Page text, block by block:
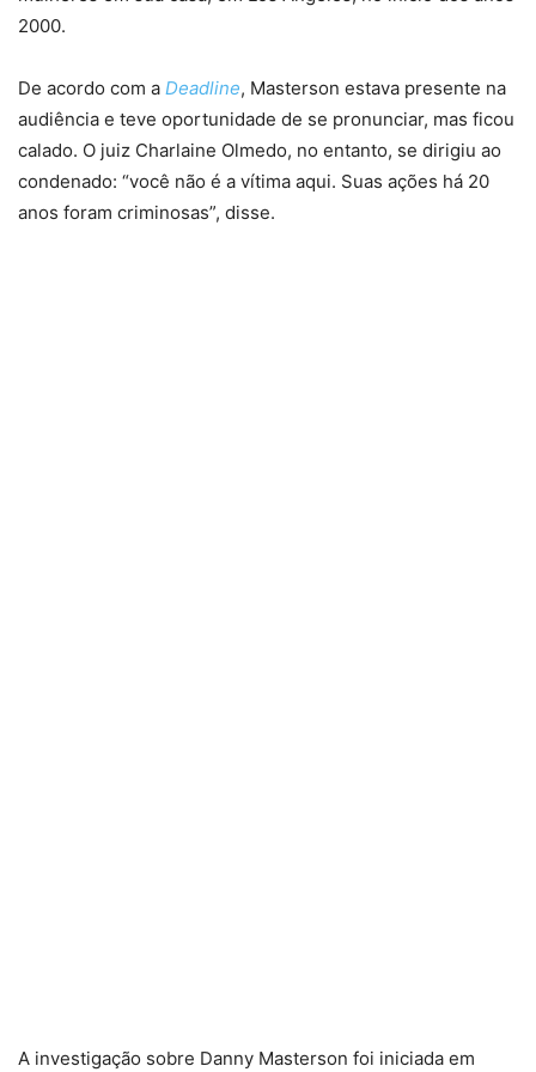
2000.
De acordo com a Deadline, Masterson estava presente na
audiência e teve oportunidade de se pronunciar, mas ficou
calado. O juiz Charlaine Olmedo, no entanto, se dirigiu ao
condenado: “você não é a vítima aqui. Suas ações há 20
anos foram criminosas”, disse.
A investigação sobre Danny Masterson foi iniciada em